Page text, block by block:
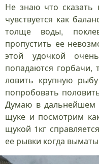
Не знаю что сказать
чувствуется как
толще воды,
пропустить ее
этой удочкой
попадаются горбачи,
ловить крупную
попробовать
Думаю в
щуке и посмотрим
щукой 1кг
ее рывки когда